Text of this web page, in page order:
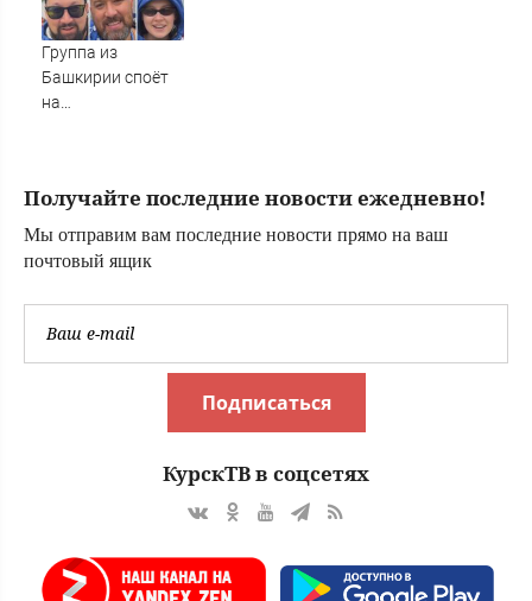
Группа из
Башкирии споёт
на
Получайте последние новости ежедневно!
Мы отправим вам последние новости прямо на ваш
почтовый ящик
Подписаться
КурскТВ в соцсетях